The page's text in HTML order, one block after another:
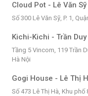
Cloud Pot - Lê Văn Sỹ
Số 300 Lê Văn Sỹ, P. 1,
Kichi-Kichi - Trần
Tầng 5 Vincom, 119 Trần
Hà Nội
Gogi House - Lê Thị
Số 473 Lê Thị Hà, Khu